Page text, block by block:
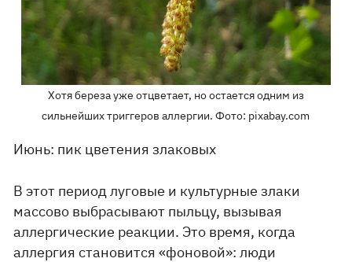
Хотя береза ​​уже отцветает, но остается одним из
сильнейших триггеров аллергии. Фото: pixabay.com
Июнь: пик цветения злаковых
В этот период луговые и культурные злаки
массово выбрасывают пыльцу, вызывая
аллергические реакции. Это время, когда
аллергия становится «фоновой»: люди